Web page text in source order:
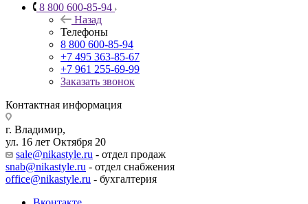
8 800 600-85-94
Назад
Телефоны
8 800 600-85-94
+7 495 363-85-67
+7 961 255-69-99
Заказать звонок
Контактная информация
г. Владимир,
ул. 16 лет Октября 20
sale@nikastyle.ru - отдел продаж
snab@nikastyle.ru - отдел снабжения
office@nikastyle.ru - бухгалтерия